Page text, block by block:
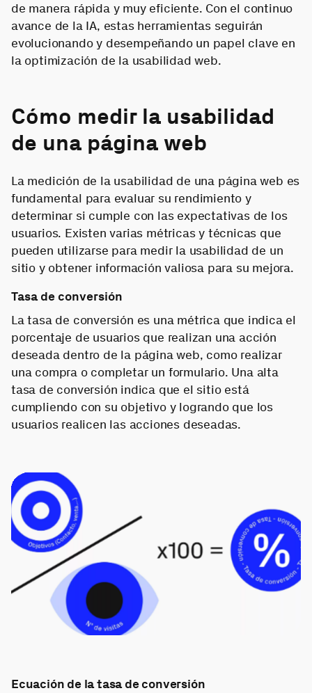
de manera rápida y muy eficiente. Con el continuo
avance de la IA, estas herramientas seguirán
evolucionando y desempeñando un papel clave en
la optimización de la usabilidad web.
Cómo medir la usabilidad
de una página web
La medición de la usabilidad de una página web es
fundamental para evaluar su rendimiento y
determinar si cumple con las expectativas de los
usuarios. Existen varias métricas y técnicas que
pueden utilizarse para medir la usabilidad de un
sitio y obtener información valiosa para su mejora.
Tasa de conversión
La tasa de conversión es una métrica que indica el
porcentaje de usuarios que realizan una acción
deseada dentro de la página web, como realizar
una compra o completar un formulario. Una alta
tasa de conversión indica que el sitio está
cumpliendo con su objetivo y logrando que los
usuarios realicen las acciones deseadas.
Ecuación de la tasa de conversión